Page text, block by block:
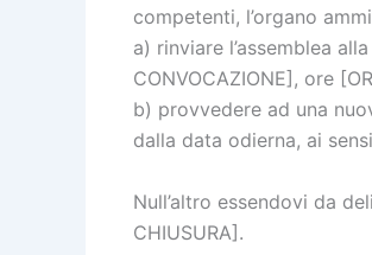
competenti, l’organo
a) rinviare l’assemblea
CONVOCAZIONE], ore
b) provvedere ad una
dalla data odierna, ai
Null’altro essendovi da
CHIUSURA].